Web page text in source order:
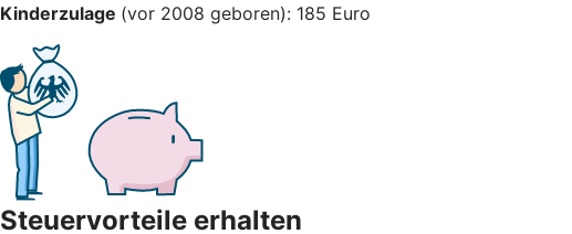
Kinderzulage (vor 2008 geboren): 185 Euro
Steuervorteile erhalten